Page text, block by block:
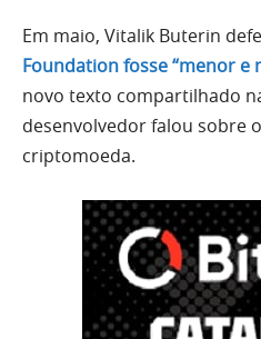
Em maio, Vitalik Buterin
Foundation fosse “menor e
novo texto compartilhado
desenvolvedor falou sobre
criptomoeda.